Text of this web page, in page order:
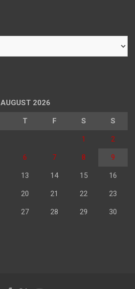
AUGUST 2026
T F S S
1 2
6 7 8 9
13 14 15 16
20 21 22 23
27 28 29 30